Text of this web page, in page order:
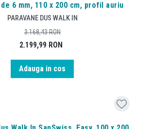
6 mm, 110 x 200 cm, profil auriu
PARAVANE DUS WALK IN
2.199,99 RON
3.168,43RON
Adauga in cos